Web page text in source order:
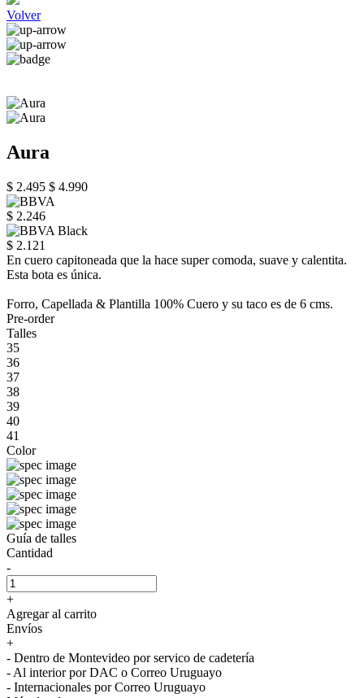
Volver
Aura
$ 2.495 $ 4.990
$ 2.246
$ 2.121
En cuero capitoneada que la hace super comoda, suave y calentita.
Esta bota es única.
Forro, Capellada & Plantilla 100% Cuero y su taco es de 6 cms.
Pre-order
Talles
35
36
37
38
39
40
41
Color
Guía de talles
Cantidad
-
+
Agregar al carrito
Envíos
+
- Dentro de Montevideo por servico de cadetería
- Al interior por DAC o Correo Uruguayo
- Internacionales por Correo Uruguayo